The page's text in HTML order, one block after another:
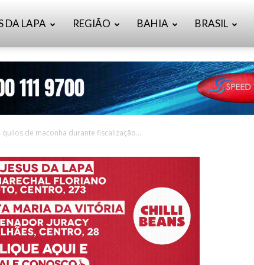
DA LAPA REGIÃO BAHIA BRASIL
de maconha durante fiscalização...